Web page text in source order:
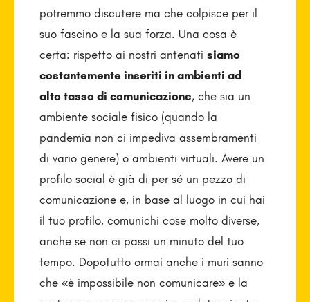
potremmo discutere ma che colpisce per il
suo fascino e la sua forza. Una cosa è
certa: rispetto ai nostri antenati siamo
costantemente inseriti in ambienti ad
alto tasso di comunicazione, che sia un
ambiente sociale fisico (quando la
pandemia non ci impediva assembramenti
di vario genere) o ambienti virtuali. Avere un
profilo social è già di per sé un pezzo di
comunicazione e, in base al luogo in cui hai
il tuo profilo, comunichi cose molto diverse,
anche se non ci passi un minuto del tuo
tempo. Dopotutto ormai anche i muri sanno
che «è impossibile non comunicare» e la